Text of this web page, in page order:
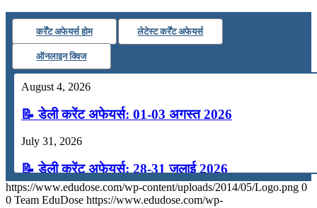
कर्रेंट अफेयर्स होम लेटेस्ट कर्रेंट अफेयर्स
ऑनलाइन क्विज
August 4, 2026
📝 डेली करेंट अफेयर्स: 01-03 अगस्त 2026
July 31, 2026
📝 डेली करेंट अफेयर्स: 28-31 जुलाई 2026
July 28, 2026
https://www.edudose.com/wp-content/uploads/2014/05/Logo.png 0
0 Team EduDose https://www.edudose.com/wp-